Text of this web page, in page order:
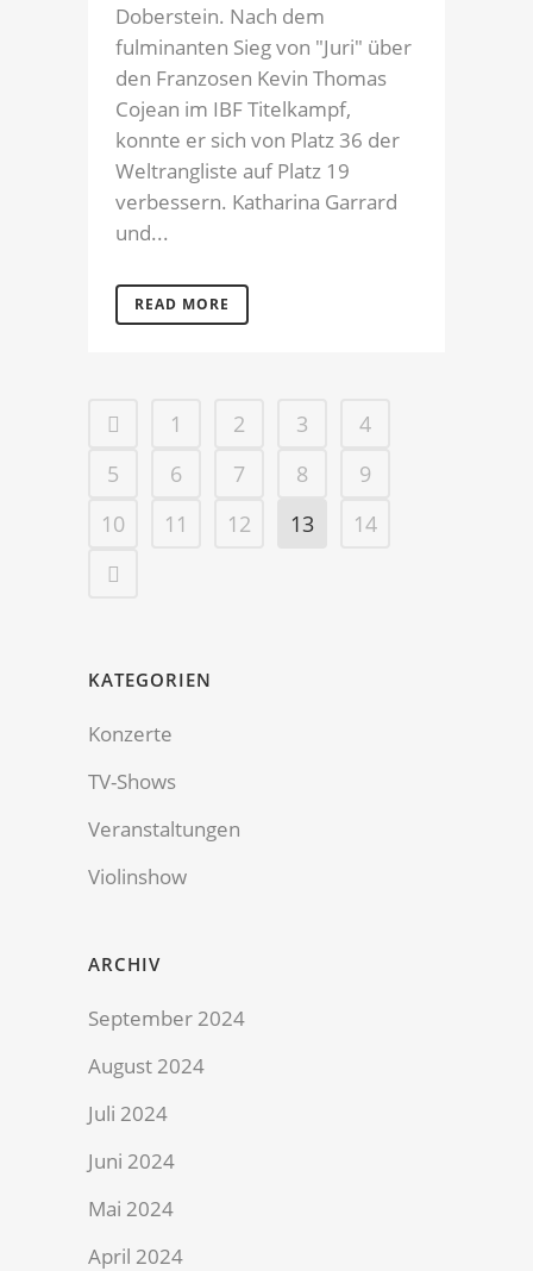
Doberstein. Nach dem
fulminanten Sieg von "Juri" über
den Franzosen Kevin Thomas
Cojean im IBF Titelkampf,
konnte er sich von Platz 36 der
Weltrangliste auf Platz 19
verbessern. Katharina Garrard
und...
READ MORE
1 2 3
4
5
6 7 8
9
10
11 12 13 14
KATEGORIEN
Konzerte
TV-Shows
Veranstaltungen
Violinshow
ARCHIV
September 2024
August 2024
Juli 2024
Juni 2024
Mai 2024
April 2024